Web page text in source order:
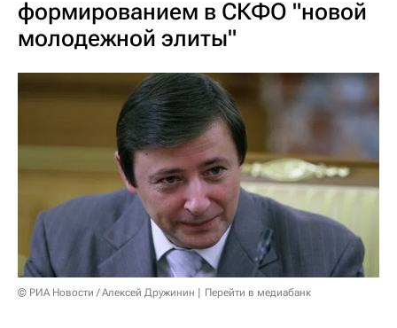
формированием в СКФО "новой
молодежной элиты"
© РИА Новости / Алексей Дружинин Перейти в медиабанк